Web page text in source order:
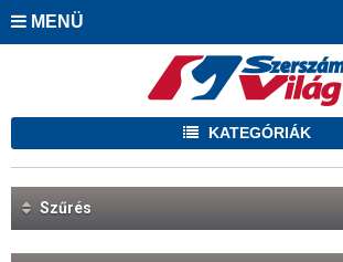
MENÜ
KATEGÓRIÁK
Szűrés